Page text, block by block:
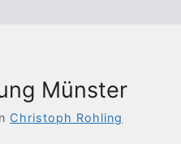
Münster
Christoph Rohling